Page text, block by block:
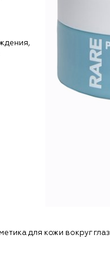
для кожи вокруг глаз